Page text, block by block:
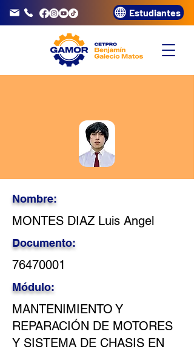
3320072 Estudiantes
Nombre:
MONTES DIAZ Luis Angel
Documento:
76470001
Módulo:
MANTENIMIENTO Y
REPARACIÓN DE MOTORES
Y SISTEMA DE CHASIS EN